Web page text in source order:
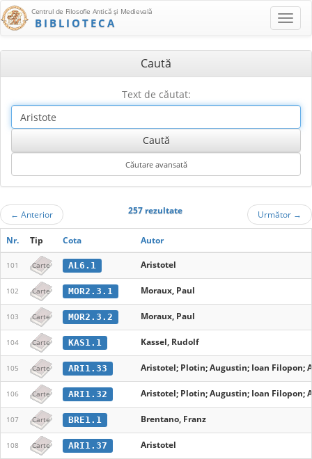
Centrul de Filosofie Antică şi Medievală
BIBLIOTECA
Caută
Text de căutat:
← Anterior 257 rezultate Următor →
Nr. Tip Cota Autor
101 Carte AL6.1 Aristotel
102 Carte MOR2.3.1 Moraux, Paul
103 Carte MOR2.3.2 Moraux, Paul
104 Carte KAS1.1 Kassel, Rudolf
105 Carte ARI1.33 Aristotel; Plotin; Augustin; Ioan Filopon;
106 Carte ARI1.32 Aristotel; Plotin; Augustin; Ioan Filopon;
107 Carte BRE1.1 Brentano, Franz
108 Carte ARI1.37 Aristotel